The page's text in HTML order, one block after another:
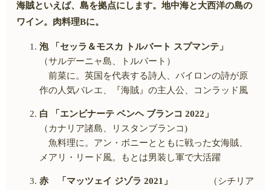
海賊といえば、島を拠点にします。地中海と大西洋の島の
ワイン。肉料理Bに。
泡 「セッラ＆モスカ トルバート スプマンテ」
（サルデーニャ島、トルバート）
前菜に。英国を代表する詩人、バイロンの詩が原
作の人気バレエ、『海賊』の主人公、コンラッド風
白 「エンビナーテ ベンヘ ブランコ 2022 」
（カナリア諸島、リスタンブランコ)
魚料理に。アン・ボニーとともに戦った女海賊、
メアリ・リード風。もとは男装し軍で大活躍
赤 「マッツェイ ジゾラ 2021 」
（シチリア